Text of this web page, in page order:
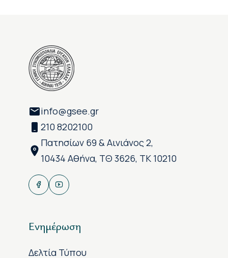
info@gsee.gr
210 8202100
Πατησίων 69 & Αινιάνος 2,
10434 Αθήνα, ΤΘ 3626, ΤΚ 10210
Ενημέρωση
Δελτία Τύπου